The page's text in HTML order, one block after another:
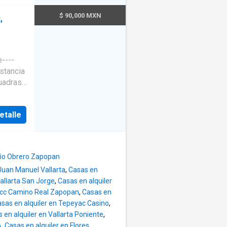
6
de
para
con
•
autos
y
de
$ 90,000 MXN
Obrero Zapopan
Manuel Vallarta, Casas en
San Jorge, Casas en alquiler
Camino Real Zapopan, Casas en
en alquiler en Tepeyac Casino,
en alquiler en Vallarta Poniente,